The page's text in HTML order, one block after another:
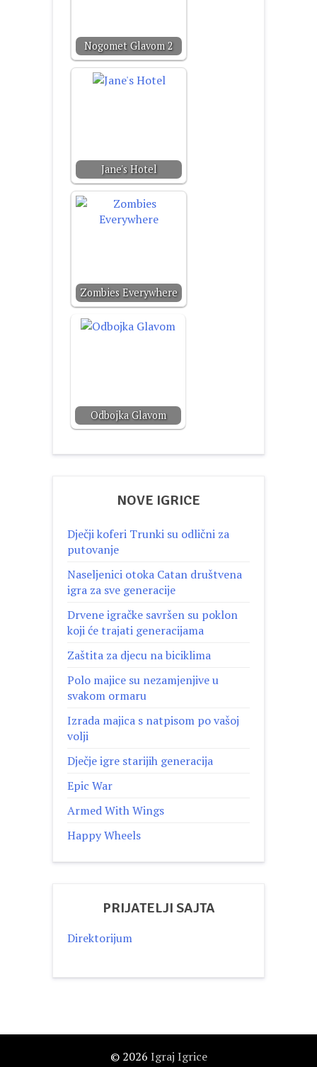
Nogomet Glavom 2
Jane's Hotel
Zombies Everywhere
Odbojka Glavom
NOVE IGRICE
Dječji koferi Trunki su odlični za
putovanje
Naseljenici otoka Catan društvena
igra za sve generacije
Drvene igračke savršen su poklon
koji će trajati generacijama
Zaštita za djecu na biciklima
Polo majice su nezamjenjive u
svakom ormaru
Izrada majica s natpisom po vašoj
volji
Dječje igre starijih generacija
Epic War
Armed With Wings
Happy Wheels
PRIJATELJI SAJTA
Direktorijum
© 2026 Igraj Igrice